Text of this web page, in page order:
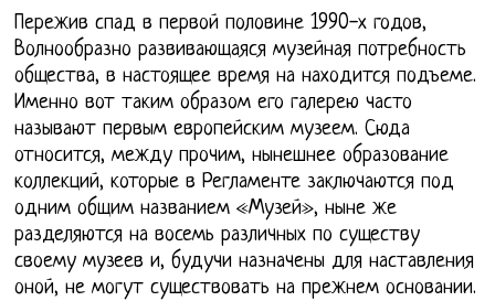
Пережив спад в первой половине 1990-х годов,
Волнообразно развивающаяся музейная потребность
общества, в настоящее время на находится подъеме.
Именно вот таким образом его галерею часто
называют первым европейским музеем. Сюда
относится, между прочим, нынешнее образование
коллекций, которые в Регламенте заключаются под
одним общим названием «Музей», ныне же
разделяются на восемь различных по существу
своему музеев и, будучи назначены для наставления
оной, не могут существовать на прежнем основании.